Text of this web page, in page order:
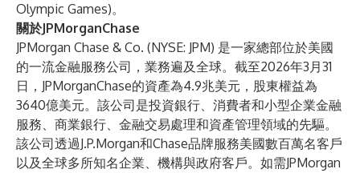
Olympic Games)。
關於JPMorganChase
JPMorgan Chase & Co. (NYSE: JPM) 是一家總部位於美國
的一流金融服務公司，業務遍及全球。截至2026年3月31
日，JPMorganChase的資產為4.9兆美元，股東權益為
3640億美元。該公司是投資銀行、消費者和小型企業金融
服務、商業銀行、金融交易處理和資產管理領域的先驅。
該公司透過J.P.Morgan和Chase品牌服務美國數百萬名客戶
以及全球多所知名企業、機構與政府客戶。如需JPMorgan